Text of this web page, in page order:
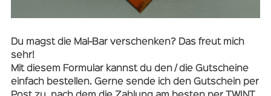
Du magst die Mal-Bar verschenken? Das freut mich
sehr!
Mit diesem Formular kannst du den / die Gutscheine
einfach bestellen. Gerne sende ich den Gutschein per